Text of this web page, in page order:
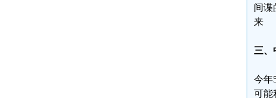
间谍
来
三、
今年
可能